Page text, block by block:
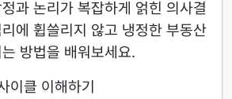
과 논리가 복잡하게 얽힌 의사결
에 휩쓸리지 않고 냉정한 부동산
방법을 배워보세요.
이클 이해하기